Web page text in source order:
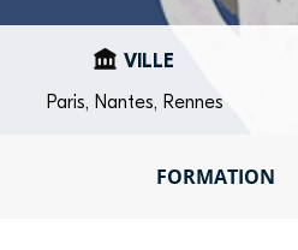
VILLE
Paris, Nantes, Rennes
FORMATION